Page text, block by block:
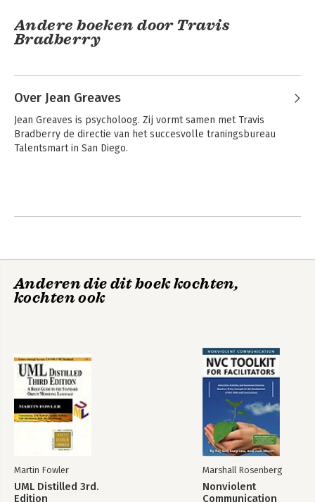
Andere boeken door Travis
Bradberry
Emotional
Bekijk alle boeken
Over Jean Greaves
Jean Greaves is psycholoog. Zij vormt samen met Travis
Bradberry de directie van het succesvolle traningsbureau
Talentsmart in San Diego.
Anderen die dit boek kochten,
kochten ook
Martin Fowler
UML Distilled 3rd.
Edition
Marshall Rosenberg
Nonviolent
Communication